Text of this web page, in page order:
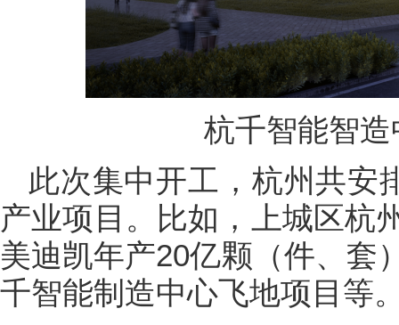
杭千智能智
此次集中开工，杭州共安
产业项目。比如，上城区杭
美迪凯年产20亿颗（件、套
千智能制造中心飞地项目等